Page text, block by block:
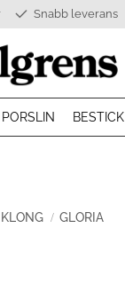
Snabb leverans
PORSLIN BESTICK
KLONG GLORIA